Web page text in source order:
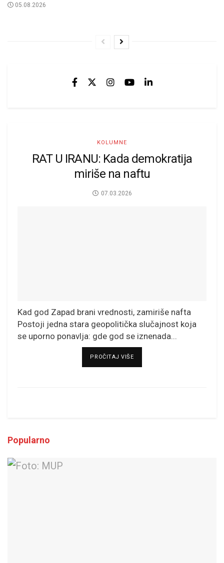
05.08.2026
KOLUMNE
RAT U IRANU: Kada demokratija
miriše na naftu
07.03.2026
Kad god Zapad brani vrednosti, zamiriše nafta
Postoji jedna stara geopolitička slučajnost koja
se uporno ponavlja: gde god se iznenada...
PROČITAJ VIŠEDETAILS
Popularno